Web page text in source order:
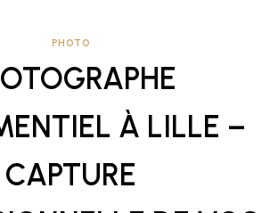
PHOTO
À LILLE –
CAPTURE